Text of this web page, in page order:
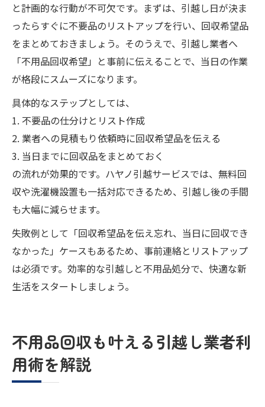
と計画的な行動が不可欠です。まずは、引越し日が決ま
ったらすぐに不要品のリストアップを行い、回収希望品
をまとめておきましょう。そのうえで、引越し業者へ
「不用品回収希望」と事前に伝えることで、当日の作業
が格段にスムーズになります。
具体的なステップとしては、
1. 不要品の仕分けとリスト作成
2. 業者への見積もり依頼時に回収希望品を伝える
3. 当日までに回収品をまとめておく
の流れが効果的です。ハヤノ引越サービスでは、無料回
収や洗濯機設置も一括対応できるため、引越し後の手間
も大幅に減らせます。
失敗例として「回収希望品を伝え忘れ、当日に回収でき
なかった」ケースもあるため、事前連絡とリストアップ
は必須です。効率的な引越しと不用品処分で、快適な新
生活をスタートしましょう。
不用品回収も叶える引越し業者利
用術を解説